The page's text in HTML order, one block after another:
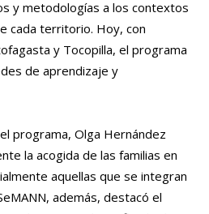
y metodologías a los contextos
cada territorio. Hoy, con
y Tocopilla, el programa
de aprendizaje y
programa, Olga Hernández
la acogida de las familias en
aquellas que se integran
además, destacó el